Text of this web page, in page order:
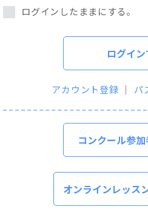
ログインしたままにする。
ログイン
アカウント登録 パ
コンクール参
オンラインレッス